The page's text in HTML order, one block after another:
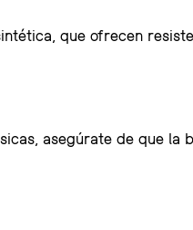
que ofrecen
asegúrate de que la